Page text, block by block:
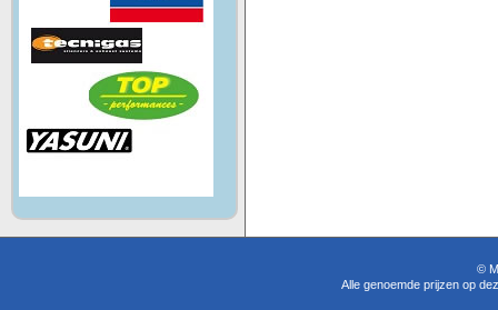
©
Alle genoemde prijzen op